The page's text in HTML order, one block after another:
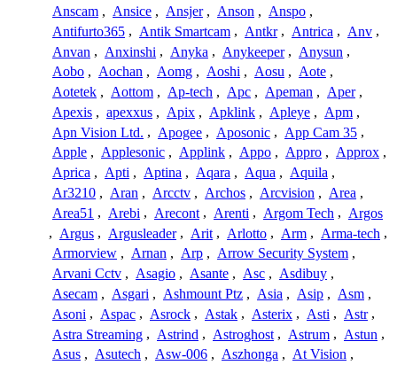
Anscam , Ansice , Ansjer , Anson , Anspo ,
Antifurto365 , Antik Smartcam , Antkr , Antrica , Anv ,
Anvan , Anxinshi , Anyka , Anykeeper , Anysun ,
Aobo , Aochan , Aomg , Aoshi , Aosu , Aote ,
Aotetek , Aottom , Ap-tech , Apc , Apeman , Aper ,
Apexis , apexxus , Apix , Apklink , Apleye , Apm ,
Apn Vision Ltd. , Apogee , Aposonic , App Cam 35 ,
Apple , Applesonic , Applink , Appo , Appro , Approx ,
Aprica , Apti , Aptina , Aqara , Aqua , Aquila ,
Ar3210 , Aran , Arcctv , Archos , Arcvision , Area ,
Area51 , Arebi , Arecont , Arenti , Argom Tech , Argos
, Argus , Argusleader , Arit , Arlotto , Arm , Arma-tech ,
Armorview , Arnan , Arp , Arrow Security System ,
Arvani Cctv , Asagio , Asante , Asc , Asdibuy ,
Asecam , Asgari , Ashmount Ptz , Asia , Asip , Asm ,
Asoni , Aspac , Asrock , Astak , Asterix , Asti , Astr ,
Astra Streaming , Astrind , Astroghost , Astrum , Astun ,
Asus , Asutech , Asw-006 , Aszhonga , At Vision ,